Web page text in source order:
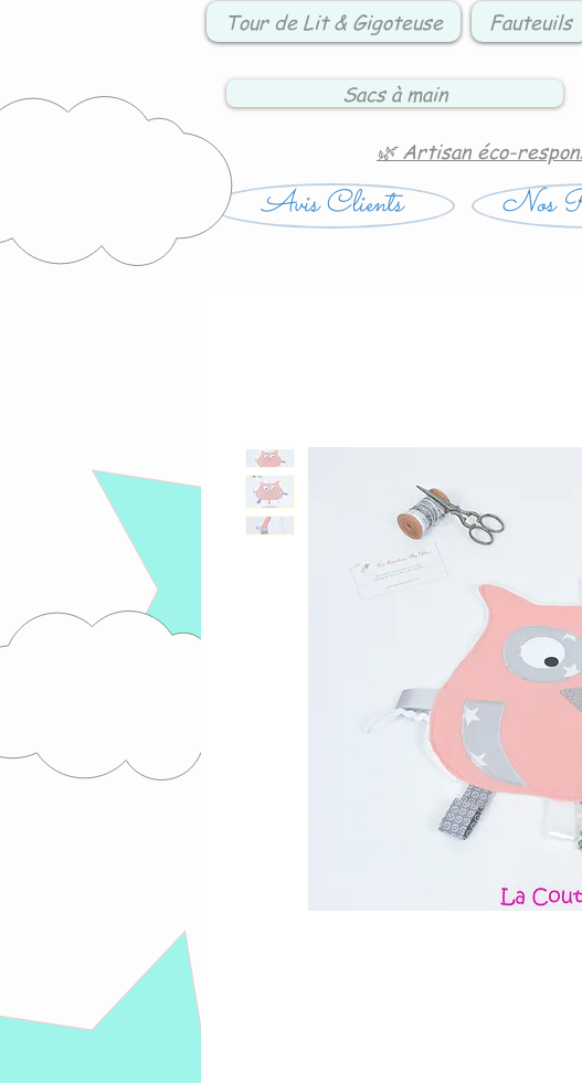
Tour de Lit & Gigoteuse Fauteuils
Sacs à main
🌿 Artisan éco-
Avis Clients Nos